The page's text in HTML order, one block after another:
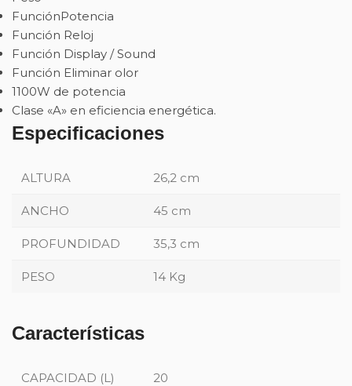
FunciónPotencia
Función Reloj
Función Display / Sound
Función Eliminar olor
1100W de potencia
Clase «A» en eficiencia energética.
Especificaciones
ALTURA 26,2 cm
ANCHO 45 cm
PROFUNDIDAD 35,3 cm
PESO 14 Kg
Características
CAPACIDAD (L) 20